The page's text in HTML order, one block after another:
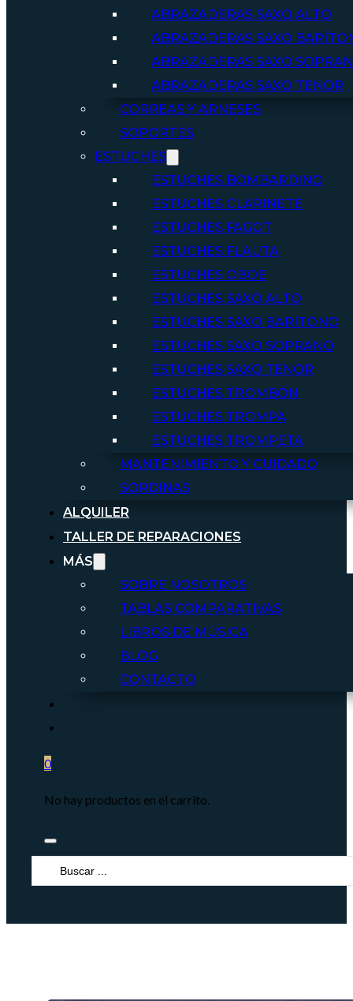
ABRAZADERAS SAXO ALTO
ABRAZADERAS SAXO
ABRAZADERAS SAXO
ABRAZADERAS SAXO TENOR
CORREAS Y ARNESES
SOPORTES
ESTUCHES
ESTUCHES BOMBARDINO
ESTUCHES CLARINETE
ESTUCHES FAGOT
ESTUCHES FLAUTA
ESTUCHES OBOE
ESTUCHES SAXO ALTO
ESTUCHES SAXO BARITONO
ESTUCHES SAXO SOPRANO
ESTUCHES SAXO TENOR
ESTUCHES TROMBÓN
ESTUCHES TROMPA
ESTUCHES TROMPETA
MANTENIMIENTO Y CUIDADO
SORDINAS
ALQUILER
TALLER DE REPARACIONES
MÁS
SOBRE NOSOTROS
TABLAS COMPARATIVAS
LIBROS DE MÚSICA
BLOG
CONTACTO
0
No hay productos en el carrito.
Search
...